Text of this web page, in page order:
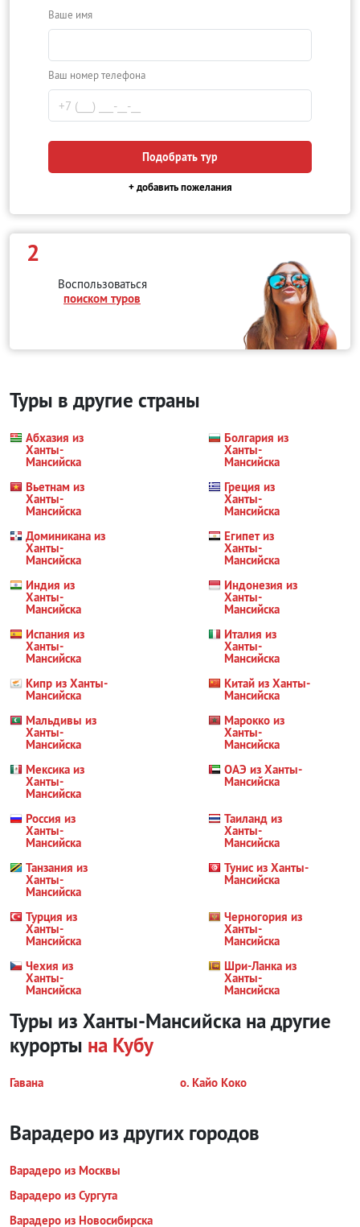
Ваше имя
Ваш номер телефона
Подобрать тур
+ добавить пожелания
2
Воспользоваться
поиском туров
Туры в другие страны
Абхазия из
Ханты-
Мансийска
Болгария из
Ханты-
Мансийска
Вьетнам из
Ханты-
Мансийска
Греция из
Ханты-
Мансийска
Доминикана из
Ханты-
Мансийска
Египет из
Ханты-
Мансийска
Индия из
Ханты-
Мансийска
Индонезия из
Ханты-
Мансийска
Испания из
Ханты-
Мансийска
Италия из
Ханты-
Мансийска
Кипр из Ханты-
Мансийска
Китай из Ханты-
Мансийска
Мальдивы из
Ханты-
Мансийска
Марокко из
Ханты-
Мансийска
Мексика из
Ханты-
Мансийска
ОАЭ из Ханты-
Мансийска
Россия из
Ханты-
Мансийска
Таиланд из
Ханты-
Мансийска
Танзания из
Ханты-
Мансийска
Тунис из Ханты-
Мансийска
Турция из
Ханты-
Мансийска
Черногория из
Ханты-
Мансийска
Чехия из
Ханты-
Мансийска
Шри-Ланка из
Ханты-
Мансийска
Туры из Ханты-Мансийска на другие
курорты на Кубу
Гавана о. Кайо Коко
Варадеро из других городов
Варадеро из Москвы
Варадеро из Сургута
Варадеро из Новосибирска